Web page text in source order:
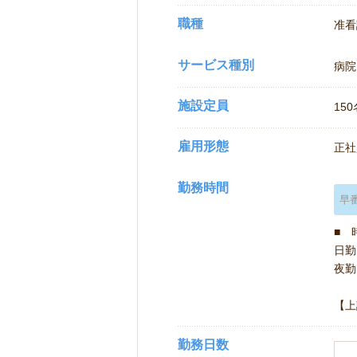
職種 准
サービス種別 病院
施設定員 150
雇用形態 正
勤務時間
早
■
日
夜
【
勤務日数